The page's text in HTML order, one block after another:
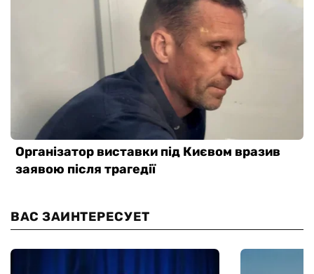
ВАС ЗАИНТЕРЕСУЕТ